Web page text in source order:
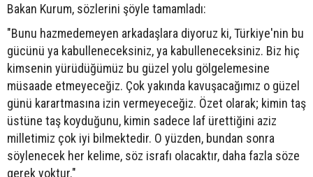
Bakan Kurum, sözlerini şöyle tamamladı:
"Bunu hazmedemeyen arkadaşlara diyoruz ki, Türkiye'nin bu
gücünü ya kabulleneceksiniz, ya kabulleneceksiniz. Biz hiç
kimsenin yürüdüğümüz bu güzel yolu gölgelemesine
müsaade etmeyeceğiz. Çok yakında kavuşacağımız o güzel
günü karartmasına izin vermeyeceğiz. Özet olarak; kimin taş
üstüne taş koyduğunu, kimin sadece laf ürettiğini aziz
milletimiz çok iyi bilmektedir. O yüzden, bundan sonra
söylenecek her kelime, söz israfı olacaktır, daha fazla söze
gerek yoktur."